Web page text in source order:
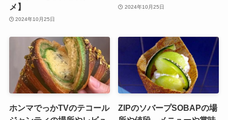
メ】
2024年10月25日
2024年10月25日
ホンマでっかTVのテコール
ZIPのソバープSOBAPの場